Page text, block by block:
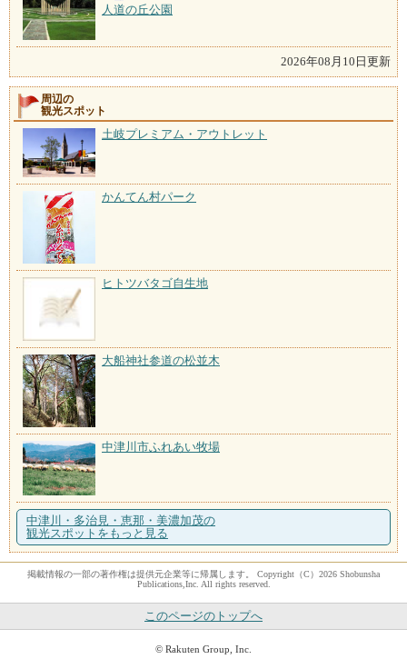
人道の丘公園
2026年08月10日更新
周辺の
観光スポット
土岐プレミアム・アウトレット
かんてん村パーク
ヒトツバタゴ自生地
大船神社参道の松並木
中津川市ふれあい牧場
中津川・多治見・恵那・美濃加茂の
観光スポットをもっと見る
掲載情報の一部の著作権は提供元企業等に帰属します。 Copyright（C）2026 Shobunsha
Publications,Inc. All rights reserved.
このページのトップへ
© Rakuten Group, Inc.